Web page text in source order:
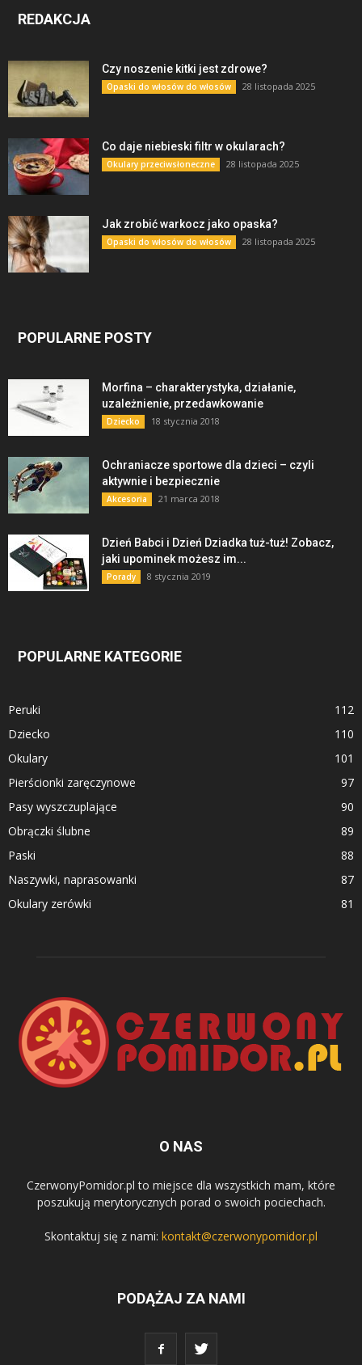
REDAKCJA
Czy noszenie kitki jest zdrowe?
Opaski do włosów do włosów 28 listopada 2025
Co daje niebieski filtr w okularach?
Okulary przeciwsłoneczne 28 listopada 2025
Jak zrobić warkocz jako opaska?
Opaski do włosów do włosów 28 listopada 2025
POPULARNE POSTY
Morfina – charakterystyka, działanie,
uzależnienie, przedawkowanie
Dziecko 18 stycznia 2018
Ochraniacze sportowe dla dzieci – czyli
aktywnie i bezpiecznie
Akcesoria 21 marca 2018
Dzień Babci i Dzień Dziadka tuż-tuż! Zobacz,
jaki upominek możesz im...
Porady 8 stycznia 2019
POPULARNE KATEGORIE
Peruki
112
Dziecko
110
Okulary
101
Pierścionki zaręczynowe
97
Pasy wyszczuplające
90
Obrączki ślubne
89
Paski
88
Naszywki, naprasowanki
87
Okulary zerówki
81
O NAS
CzerwonyPomidor.pl to miejsce dla wszystkich mam, które
poszukują merytorycznych porad o swoich pociechach.
Skontaktuj się z nami: kontakt@czerwonypomidor.pl
PODĄŻAJ ZA NAMI